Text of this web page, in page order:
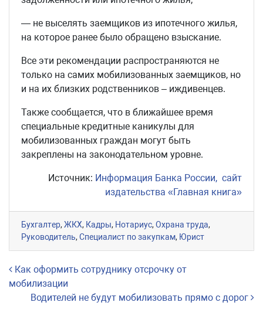
— не выселять заемщиков из ипотечного жилья,
на которое ранее было обращено взыскание.
Все эти рекомендации распространяются не
только на самих мобилизованных заемщиков, но
и на их близких родственников – иждивенцев.
Также сообщается, что в ближайшее время
специальные кредитные каникулы для
мобилизованных граждан могут быть
закреплены на законодательном уровне.
Источник: Информация Банка России, сайт
издательства «Главная книга»
Бухгалтер,ЖКХ, Кадры, Нотариус,Охрана труда,
Руководитель,Специалист по закупкам, Юрист
Навигация по записям
Как оформить сотруднику отсрочку от
мобилизации
Водителей не будут мобилизовать прямо с дорог